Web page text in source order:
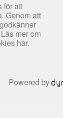
för att
Genom att
mer om
här.
Powered by